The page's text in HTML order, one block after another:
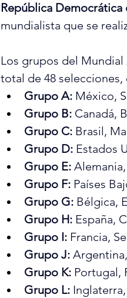
República
mundialista que se
Los grupos del Mundial
total de 48
Grupo A: México,
Grupo B: Canadá,
Grupo C: Brasil,
Grupo D: Estados
Grupo E:
Grupo F: Países
Grupo G: Bélgica,
Grupo H: España,
Grupo I: Francia,
Grupo J:
Grupo K: Portugal,
Grupo L: